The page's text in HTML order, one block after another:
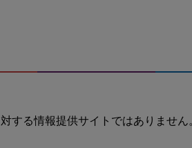
する情報提供サイトではありません